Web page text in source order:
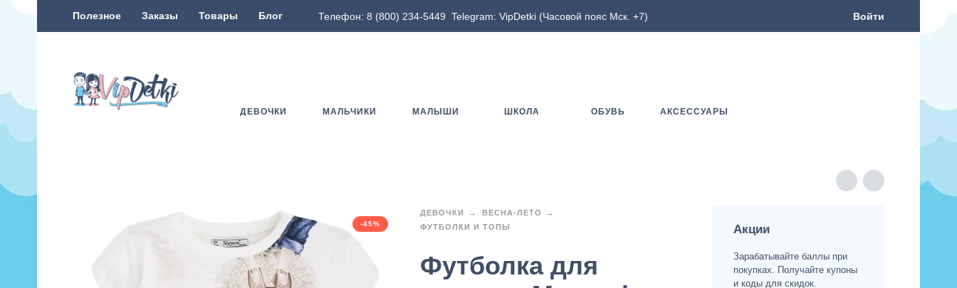
Полезное Заказы Товары Блог Телефон: 8 (800) 234-5449 Telegram: VipDetki (Часовой пояс Мск. +7) Войти
ДЕВОЧКИ МАЛЬЧИКИ МАЛЫШИ ШКОЛА ОБУВЬ АКСЕССУАРЫ
-45%
ДЕВОЧКИ
ВЕСНА-ЛЕТО
ФУТБОЛКИ И ТОПЫ
Футболка для
Акции
Зарабатывайте баллы при
покупках. Получайте купоны
и коды для скидок.